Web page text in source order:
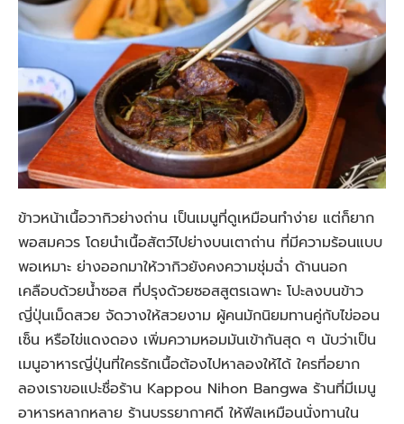
ข้าวหน้าเนื้อวากิวย่างถ่าน เป็นเมนูที่ดูเหมือนทำง่าย แต่ก็ยาก
พอสมควร โดยนำเนื้อสัตว์ไปย่างบนเตาถ่าน ที่มีความร้อนแบบ
พอเหมาะ ย่างออกมาให้วากิวยังคงความชุ่มฉ่ำ ด้านนอก
เคลือบด้วยน้ำซอส ที่ปรุงด้วยซอสสูตรเฉพาะ โปะลงบนข้าว
ญี่ปุ่นเม็ดสวย จัดวางให้สวยงาม ผู้คนมักนิยมทานคู่กับไข่ออน
เซ็น หรือไข่แดงดอง เพิ่มความหอมมันเข้ากันสุด ๆ นับว่าเป็น
เมนูอาหารญี่ปุ่นที่ใครรักเนื้อต้องไปหาลองให้ได้ ใครที่อยาก
ลองเราขอแปะชื่อร้าน Kappou Nihon Bangwa ร้านที่มีเมนู
อาหารหลากหลาย ร้านบรรยากาศดี ให้ฟีลเหมือนนั่งทานใน